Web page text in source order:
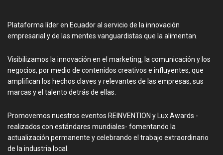
Plataforma líder en Ecuador al servicio de la innovación
empresarial y de las mentes vanguardistas que la alimentan.
Visibilizamos la innovación en el marketing, la comunicación y los
negocios, por medio de contenidos creativos e influyentes, que
amplifican los hechos claves y relevantes de las empresas, sus
marcas y el talento detrás de ellas.
Promovemos nuestros eventos REINVENTION y Lux Awards -
realizados con estándares mundiales- fomentando la
actualización permanente y celebrando el trabajo extraordinario
de la industria local.